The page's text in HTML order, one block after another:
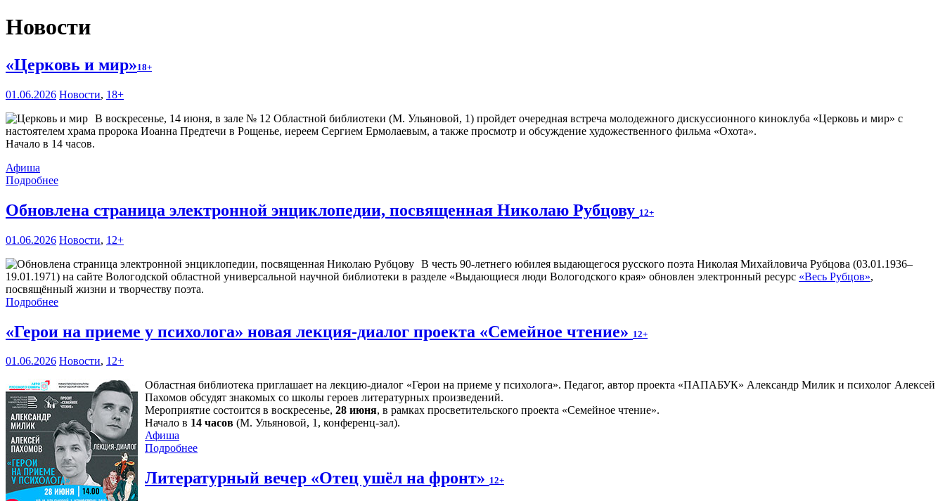
Новости
«Церковь и мир»18+
01.06.2026 Новости, 18+
В воскресенье, 14 июня, в зале № 12 Областной библиотеки (М. Ульяновой, 1) пройдет очередная встреча молодежного дискуссионного киноклуба «Церковь и мир» с
настоятелем храма пророка Иоанна Предтечи в Рощенье, иереем Сергием Ермолаевым, а также просмотр и обсуждение художественного фильма «Охота».
Начало в 14 часов.
Афиша
Подробнее
Обновлена страница электронной энциклопедии, посвященная Николаю Рубцову 12+
01.06.2026 Новости, 12+
В честь 90-летнего юбилея выдающегося русского поэта Николая Михайловича Рубцова (03.01.1936–
19.01.1971) на сайте Вологодской областной универсальной научной библиотеки в разделе «Выдающиеся люди Вологодского края» обновлен электронный ресурс «Весь Рубцов»,
посвящённый жизни и творчеству поэта.
Подробнее
«Герои на приеме у психолога» новая лекция-диалог проекта «Семейное чтение» 12+
01.06.2026 Новости, 12+
Областная библиотека приглашает на лекцию-диалог «Герои на приеме у психолога». Педагог, автор проекта «ПАПАБУК» Александр Милик и психолог Алексей
Пахомов обсудят знакомых со школы героев литературных произведений.
Мероприятие состоится в воскресенье, 28 июня, в рамках просветительского проекта «Семейное чтение».
Начало в 14 часов (М. Ульяновой, 1, конференц-зал).
Афиша
Подробнее
Литературный вечер «Отец ушёл на фронт» 12+